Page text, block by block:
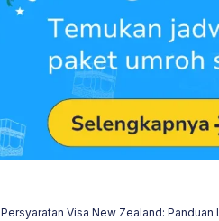
Persyaratan Visa New Zealand: